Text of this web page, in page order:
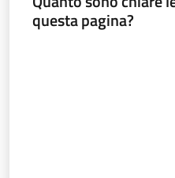
questa pagina?